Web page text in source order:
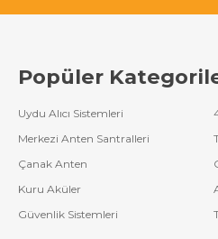
Popüler
Uydu Alıcı Sistemleri
Merkezi Anten Santralleri
Çanak Anten
Kuru Aküler
Güvenlik Sistemleri